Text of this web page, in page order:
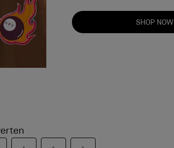
SHOP NOW